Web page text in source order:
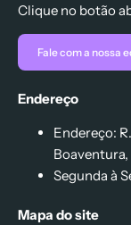
Clique no botão
Fale com a nossa
Endereço
Endereço:
Boaventura,
Segunda à
Mapa do site